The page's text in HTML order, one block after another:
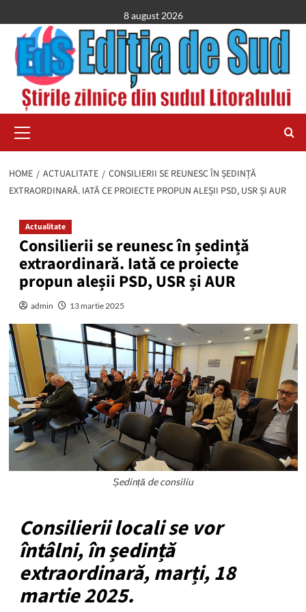
to
content
8 august 2026
Menu
HOME ACTUALITATE
CONSILIERII SE REUNESC ÎN ȘEDINȚĂ
EXTRAORDINARĂ. IATĂ CE PROIECTE PROPUN ALEȘII PSD, USR ȘI AUR
Actualitate
Consilierii se reunesc în ședință
extraordinară. Iată ce proiecte
propun aleșii PSD, USR și AUR
admin 13 martie 2025
Ședință de consiliu
Consilierii locali se vor
întâlni, în ședință
extraordinară, marți, 18
martie 2025.